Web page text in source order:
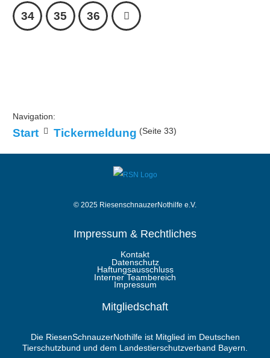
34 35 36
Navigation:
Start Tickermeldung (Seite 33)
© 2025 RiesenschnauzerNothilfe e.V.
Impressum & Rechtliches
Kontakt
Datenschutz
Haftungsausschluss
Interner Teambereich
Impressum
Mitgliedschaft
Die RiesenSchnauzerNothilfe ist Mitglied im Deutschen
Tierschutzbund und dem Landestierschutzverband Bayern.